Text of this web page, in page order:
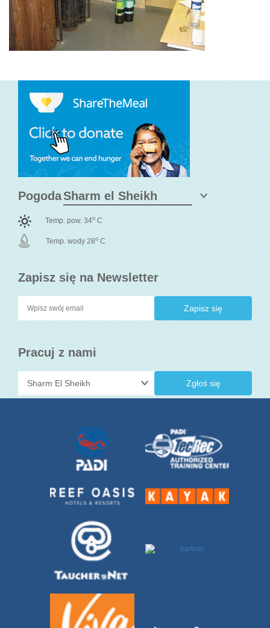
Zapisz się na Newsletter
Pracuj z nami
Zgłoś się
Pogoda
Temp. pow. 34o C
Temp. wody 28o C